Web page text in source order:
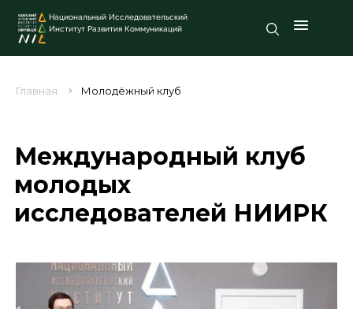
Национальный Исследовательский
Институт Развития Коммуникаций
Главная Молодёжный клуб
Международный клуб
молодых
исследователей НИИРК